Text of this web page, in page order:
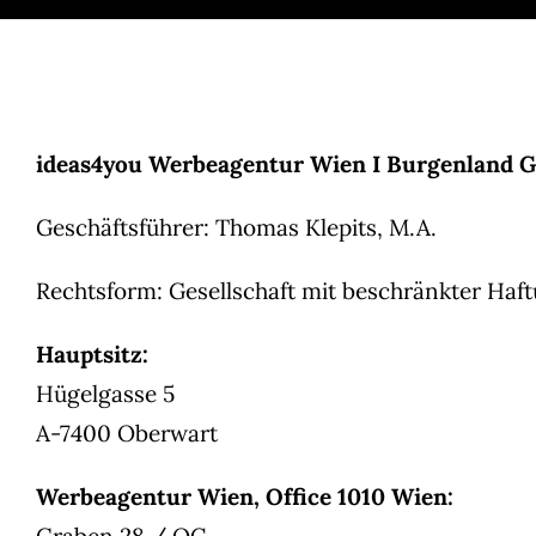
ideas4you Werbeagentur Wien I Burgenland
Geschäftsführer: Thomas Klepits, M.A.
Rechtsform: Gesellschaft mit beschränkter
Hauptsitz:
Hügelgasse 5
A-7400 Oberwart
Werbeagentur Wien, Office 1010 Wien: